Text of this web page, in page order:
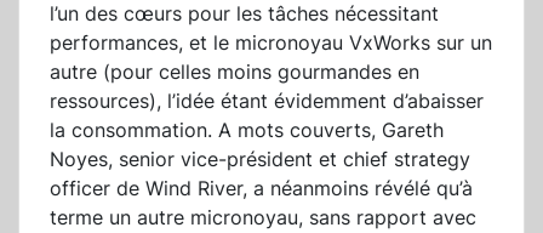
l’un des cœurs pour les tâches nécessitant
performances, et le micronoyau VxWorks sur un
autre (pour celles moins gourmandes en
ressources), l’idée étant évidemment d’abaisser
la consommation. A mots couverts, Gareth
Noyes, senior vice-président et chief strategy
officer de Wind River, a néanmoins révélé qu’à
terme un autre micronoyau, sans rapport avec